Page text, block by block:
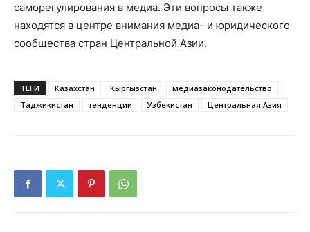
саморегулирования в медиа. Эти вопросы также
находятся в центре внимания медиа- и юридического
сообщества стран Центральной Азии.
ТЕГИ Казахстан Кыргызстан
медиазаконодательство
Таджикистан
тенденции Узбекистан Центральная Азия